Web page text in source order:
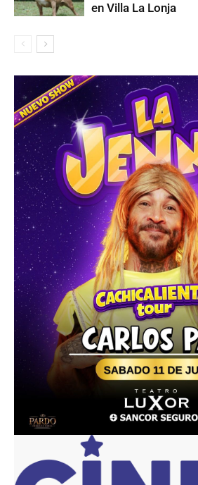
en Villa La Lonja